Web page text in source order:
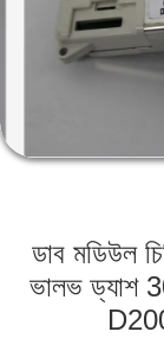
ভিডিও
আমাদের
সম্বন্ধে
কারখানা
পরিদর্শন
ডাব মডিউল
ভালভ ড্যাশ